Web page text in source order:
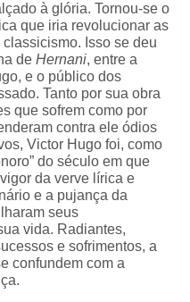
à glória. Tornou-se o
que iria revolucionar as
Isso se deu
de Hernani, entre a
e o público dos
Tanto por sua obra
que sofrem como por
contra ele ódios
Victor Hugo foi, como
do século em que
da verve lírica e
e a pujança da
seus
vida. Radiantes,
e sofrimentos, a
confundem com a